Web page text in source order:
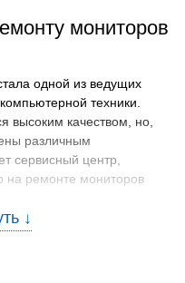
мониторов
одной из ведущих
техники.
высоким качеством, но,
различным
сервисный центр,
на ремонте мониторов